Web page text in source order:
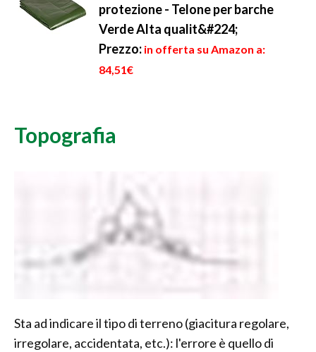
protezione - Telone per barche
Verde Alta qualit&#224;
Prezzo: in offerta su Amazon a:
84,51€
Topografia
Sta ad indicare il tipo di terreno (giacitura regolare,
irregolare, accidentata, etc.): l'errore è quello di